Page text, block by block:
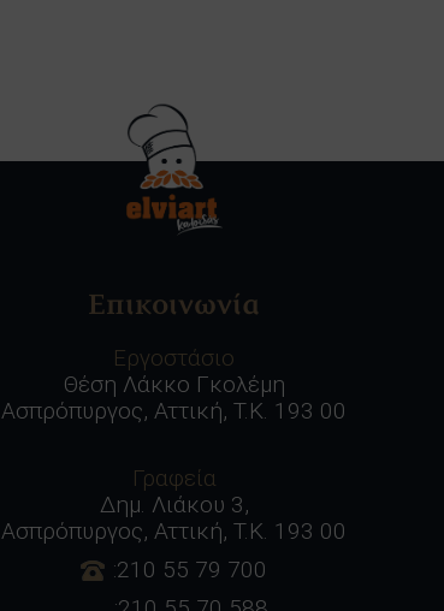
Επικοινωνία
Εργοστάσιο
Θέση Λάκκο Γκολέμη
Ασπρόπυργος, Αττική, Τ.Κ. 193 00
Γραφεία
Δημ. Λιάκου 3,
Ασπρόπυργος, Αττική, Τ.Κ. 193 00
:210 55 79 700